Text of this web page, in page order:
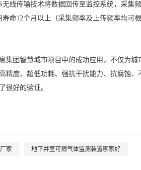
线传输技术将数据回传至监控系统，采集
命12个月以上（采集频率及上传频率均可
集团智慧城市项目中的成功应用，不仅为城
精度、超低功耗、强抗干扰能力、抗腐蚀、
很好的验证。
家 地下井室可燃气体监测装置哪家好